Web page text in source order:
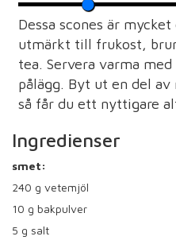
Dessa scones är
utmärkt till frukost,
tea. Servera varma
pålägg. Byt ut en del
så får du ett nyttigare
Ingredienser
smet:
240 g vetemjöl
10 g bakpulver
5 g salt